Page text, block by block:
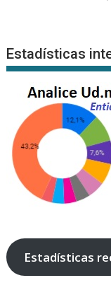
Estadísticas
Estadísticas